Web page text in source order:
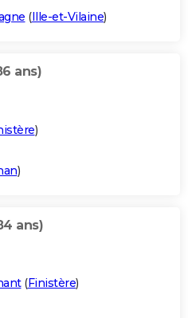
(Ille-et-Vilaine)
ans)
)
)
ans)
(Finistère)